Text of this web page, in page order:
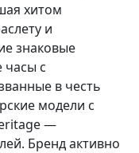
хитом
и
знаковые
часы с
в честь
модели с
—
Бренд активно